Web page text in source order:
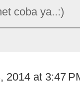
coba ya..:)
2014 at 3:47